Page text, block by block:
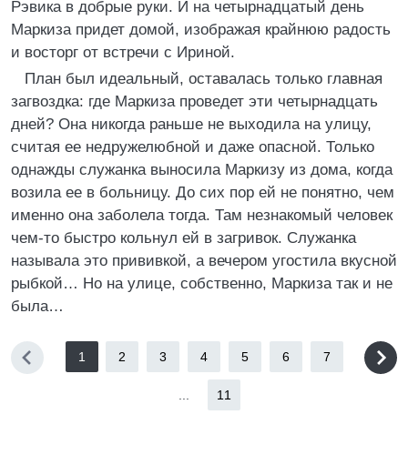
Рэвика в добрые руки. И на четырнадцатый день
Маркиза придет домой, изображая крайнюю радость
и восторг от встречи с Ириной.
План был идеальный, оставалась только главная
загвоздка: где Маркиза проведет эти четырнадцать
дней? Она никогда раньше не выходила на улицу,
считая ее недружелюбной и даже опасной. Только
однажды служанка выносила Маркизу из дома, когда
возила ее в больницу. До сих пор ей не понятно, чем
именно она заболела тогда. Там незнакомый человек
чем-то быстро кольнул ей в загривок. Служанка
называла это прививкой, а вечером угостила вкусной
рыбкой… Но на улице, собственно, Маркиза так и не
была…
1 2 3 4 5 6 7
11